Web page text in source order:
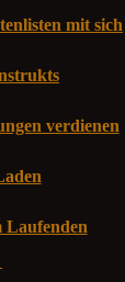
mit sich
verdienen
Laufenden